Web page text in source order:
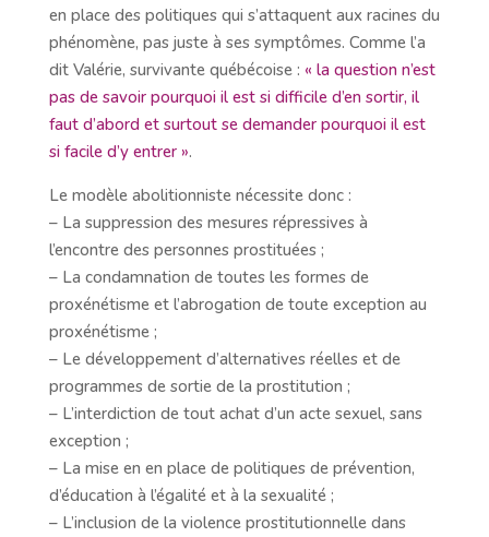
en place des politiques qui s’attaquent aux racines du
phénomène, pas juste à ses symptômes. Comme l’a
dit Valérie, survivante québécoise : « la question n’est
pas de savoir pourquoi il est si difficile d’en sortir, il
faut d’abord et surtout se demander pourquoi il est
si facile d’y entrer ».
Le modèle abolitionniste nécessite donc :
– La suppression des mesures répressives à
l’encontre des personnes prostituées ;
– La condamnation de toutes les formes de
proxénétisme et l’abrogation de toute exception au
proxénétisme ;
– Le développement d’alternatives réelles et de
programmes de sortie de la prostitution ;
– L’interdiction de tout achat d’un acte sexuel, sans
exception ;
– La mise en en place de politiques de prévention,
d’éducation à l’égalité et à la sexualité ;
– L’inclusion de la violence prostitutionnelle dans